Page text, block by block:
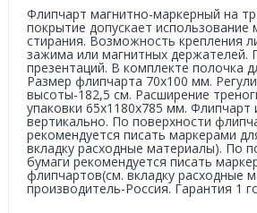
Флипчарт магнитно-маркерный на
покрытие допускает использование
стирания. Возможность крепления
зажима или магнитных держателей.
презентаций. В комплекте полочка
Размер флипчарта 70х100 мм.
высоты-182,5 см. Расширение
упаковки 65x1180х785 мм. Флипчарт
вертикально. По поверхности
рекомендуется писать маркерами
вкладку расходные материалы). По
бумаги рекомендуется писать
флипчартов(см. вкладку расходные
производитель-Россия. Гарантия 1